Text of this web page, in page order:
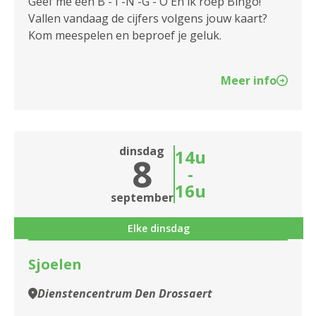
Vallen vandaag de cijfers volgens jouw kaart?
Kom meespelen en beproef je geluk.
Meer info
dinsdag
8
september
14u
-
16u
Elke dinsdag
Sjoelen
Dienstencentrum Den Drossaert